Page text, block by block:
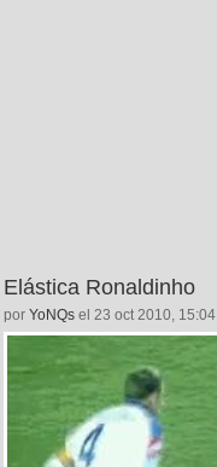
Elástica Ronaldinho
por YoNQs el 23 oct 2010, 15:04